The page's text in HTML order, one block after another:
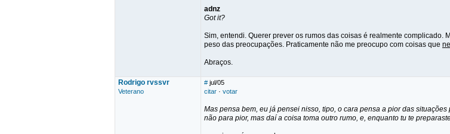
adnz
Got it?
Sim, entendi. Querer prever os rumos das coisas é realmente
peso das preocupações. Praticamente não me preocupo com coisas que
Abraços.
Rodrigo rvssvr
Veterano
# jul/05
citar · votar
Mas pensa bem, eu já pensei nisso, tipo, o cara pensa a pior das
não para pior, mas daí a coisa toma outro rumo, e, enquanto tu te